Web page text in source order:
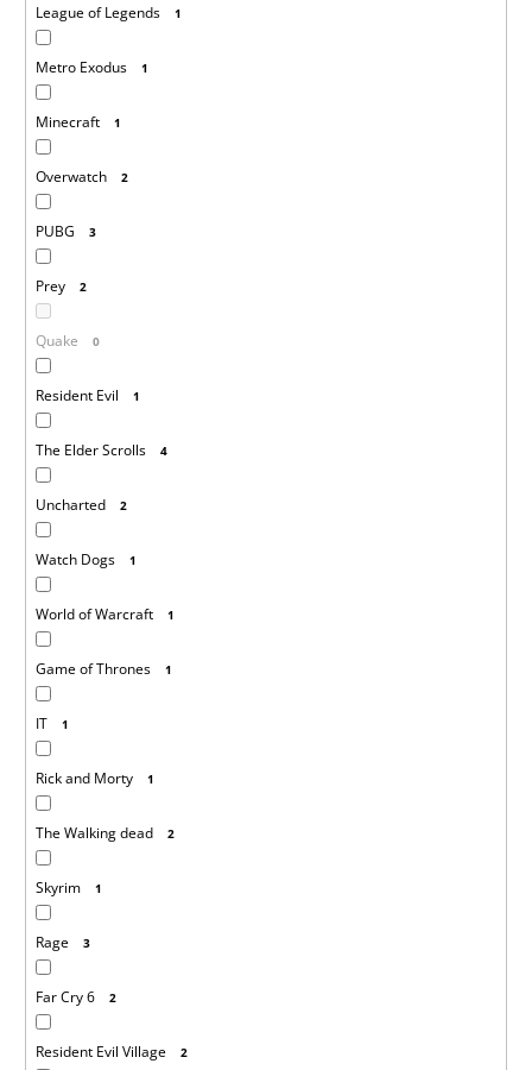
League of Legends 1
Metro Exodus 1
Minecraft 1
Overwatch 2
PUBG 3
Prey 2
Quake 0
Resident Evil 1
The Elder Scrolls 4
Uncharted 2
Watch Dogs 1
World of Warcraft 1
Game of Thrones 1
IT 1
Rick and Morty 1
The Walking dead 2
Skyrim 1
Rage 3
Far Cry 6 2
Resident Evil Village 2